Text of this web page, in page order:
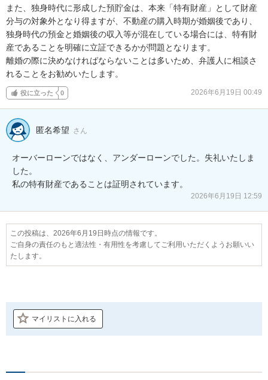
また、独身時代に形成した預貯金は、本来「特有財産」として財産
分与の対象外となり得ますが、不動産の購入時期が婚姻後であり、
独身時代の預金と婚姻後の収入等が混在している場合には、特有財
産であることを明確に立証できるかが問題となります。
離婚の際に決めなければならないことは多いため、弁護人に相談さ
れることをお勧めいたします。
役に立った 0 2026年6月19日 00:49
匿名希望 さん
オーバーローンではなく、アンダーローンでした。失礼いたしま
した。
私の特有財産であることは証明されています。
2026年6月19日 12:59
この投稿は、2026年6月19日時点の情報です。
ご自身の責任のもと適法性・有用性を考慮してご利用いただくようお願いい
たします。
マイリストに入れる